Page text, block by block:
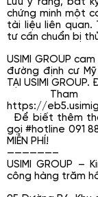
chứng minh một
tài liệu liên quan.
tư cần chuẩn bị
USIMI GROUP
đường định cư
TẠI USIMI
Tham
https://
Để biết thêm
gọi #hotline 091
MIỄN PHÍ!
——————–
USIMI GROUP –
công hàng trăm hồ